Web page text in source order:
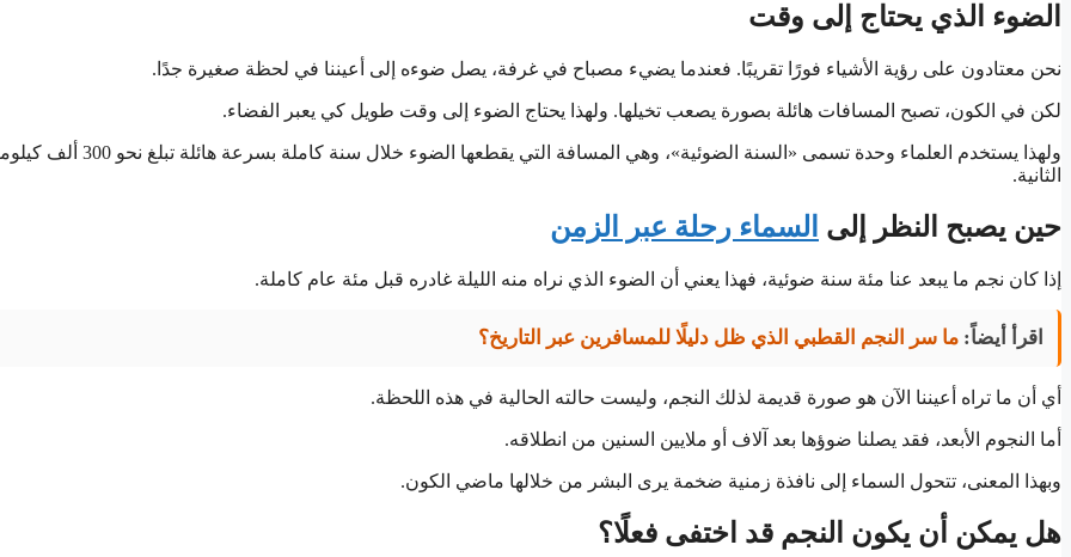
الضوء الذي يحتاج إلى وقت
نحن معتادون على رؤية الأشياء فورًا تقريبًا. فعندما يضيء مصباح في غرفة، يصل ضوءه إلى أعيننا في لحظة صغيرة جدًا.
لكن في الكون، تصبح المسافات هائلة بصورة يصعب تخيلها. ولهذا يحتاج الضوء إلى وقت طويل كي يعبر الفضاء.
ولهذا يستخدم العلماء وحدة تسمى «السنة الضوئية»، وهي المسافة التي يقطعها
الثانية.
حين يصبح النظر إلى السماء رحلة عبر الزمن
إذا كان نجم ما يبعد عنا مئة سنة ضوئية، فهذا يعني أن الضوء الذي نراه منه الليلة غادره قبل مئة عام كاملة.
اقرأ أيضاً: ما سر النجم القطبي الذي ظل دليلًا للمسافرين عبر التاريخ؟
أي أن ما تراه أعيننا الآن هو صورة قديمة لذلك النجم، وليست حالته الحالية في هذه اللحظة.
أما النجوم الأبعد، فقد يصلنا ضوؤها بعد آلاف أو ملايين السنين من انطلاقه.
وبهذا المعنى، تتحول السماء إلى نافذة زمنية ضخمة يرى البشر من خلالها ماضي الكون.
هل يمكن أن يكون النجم قد اختفى فعلًا؟